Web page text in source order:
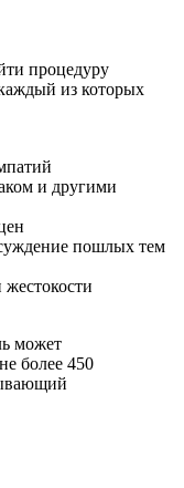
процедуру
из которых
и другими
пошлых тем
может
более 450